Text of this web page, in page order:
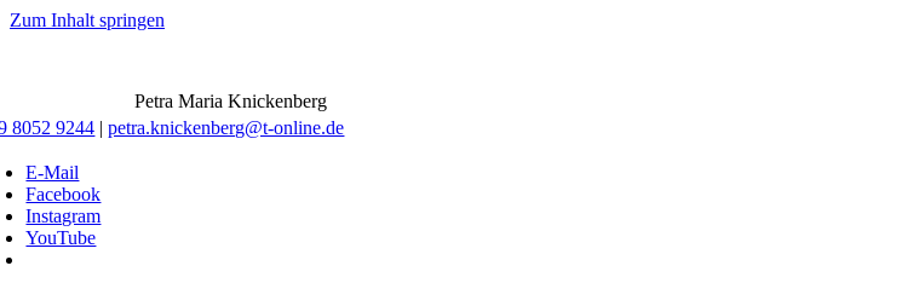
Zum Inhalt springen
Petra Maria Knickenberg
8052 9244 |petra.knickenberg@t-online.de
E-Mail
Facebook
Instagram
YouTube